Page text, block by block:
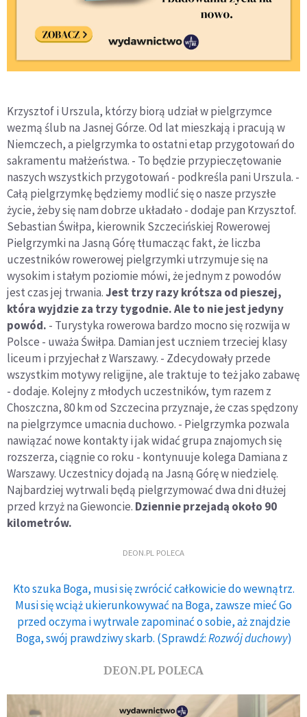
Krzysztof i Urszula, którzy biorą udział w pielgrzymce
wezmą ślub na Jasnej Górze. Od lat mieszkają i pracują w
Niemczech, a pielgrzymka to ostatni etap przygotowań do
sakramentu małżeństwa. - To będzie przypieczętowanie
naszych wszystkich przygotowań - podkreśla pani Urszula. -
Całą pielgrzymkę będziemy modlić się o nasze przyszłe
życie, żeby się nam dobrze układało - dodaje pan Krzysztof.
Sebastian Świłpa, kierownik Szczecińskiej Rowerowej
Pielgrzymki na Jasną Górę tłumacząc fakt, że liczba
uczestników rowerowej pielgrzymki utrzymuje się na
wysokim i stałym poziomie mówi, że jednym z powodów
jest czas jej trwania.Jest trzy razy krótsza od pieszej,
która wyjdzie za trzy tygodnie. Ale to nie jest jedyny
powód. - Turystyka rowerowa bardzo mocno się rozwija w
Polsce - uważa Świłpa. Damian jest uczniem trzeciej klasy
liceum i przyjechał z Warszawy. - Zdecydowały przede
wszystkim motywy religijne, ale traktuje to też jako zabawę
- dodaje. Kolejny z młodych uczestników, tym razem z
Choszczna, 80 km od Szczecina przyznaje, że czas spędzony
na pielgrzymce umacnia duchowo. - Pielgrzymka pozwala
nawiązać nowe kontakty i jak widać grupa znajomych się
rozszerza, ciągnie co roku - kontynuuje kolega Damiana z
Warszawy. Uczestnicy dojadą na Jasną Górę w niedzielę.
Najbardziej wytrwali będą pielgrzymować dwa dni dłużej
przed krzyż na Giewoncie. Dziennie przejadą około 90
kilometrów.
DEON.PL POLECA
Kto szuka Boga, musi się zwrócić całkowicie do wewnątrz.
Musi się wciąż ukierunkowywać na Boga, zawsze mieć Go
przed oczyma i wytrwale zapominać o sobie, aż znajdzie
Boga, swój prawdziwy skarb. (Sprawdź:Rozwój duchowy)
DEON.PL POLECA